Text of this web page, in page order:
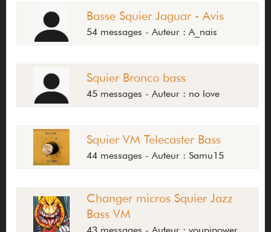
Basse Squier Jaguar - Avis
54 messages - Auteur : A_nais
Squier Bronco bass
45 messages - Auteur : no love
Squier VM Telecaster Bass
44 messages - Auteur : Samu15
Changer micros Squier Jazz
Bass VM